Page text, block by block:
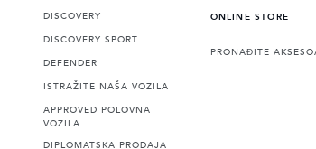
DISCOVERY
DISCOVERY SPORT
DEFENDER
ISTRAŽITE NAŠA VOZILA
APPROVED POLOVNA
VOZILA
DIPLOMATSKA PRODAJA
ONLINE STORE
PRONAĐITE